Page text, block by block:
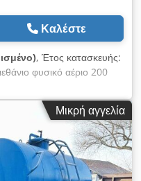
Καλέστε
, Έτος κατασκευής:
φυσικό αέριο 200
1993 Crsdst D Aptjpfx
άλλες δεξαμενές για
άζωτο και
Θα χαρούμε να σας
περισσότερες
πίεσης Επικοινωνήστε
Μικρή αγγελία